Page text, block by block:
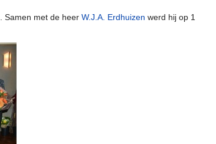
. Samen met de heer W.J.A. Erdhuizen werd hij op 1